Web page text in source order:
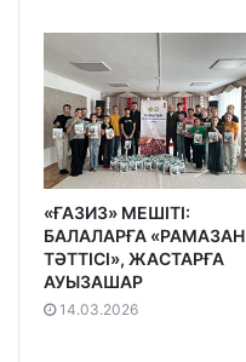
«ҒАЗИЗ» МЕШІТІ:
БАЛАЛАРҒА «РАМАЗАН
ТӘТТІСІ», ЖАСТАРҒА
АУЫЗАШАР
14.03.2026